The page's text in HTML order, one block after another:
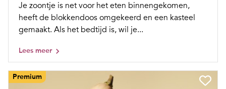
Je zoontje is net voor het eten binnengekomen,
heeft de blokkendoos omgekeerd en een kasteel
gemaakt. Als het bedtijd is, wil je...
Lees meer
Premium